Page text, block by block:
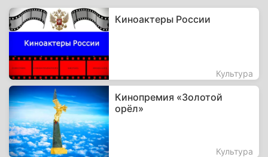
Киноактеры России
Культура
Кинопремия «Золотой
орёл»
Культура